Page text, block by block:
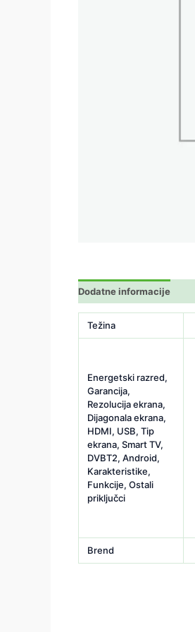
Dodatne informacije
Težina
Energetski razred,
Garancija,
Rezolucija ekrana,
Dijagonala ekrana,
HDMI, USB, Tip
ekrana, Smart TV,
DVBT2, Android,
Karakteristike,
Funkcije, Ostali
priključci
Brend